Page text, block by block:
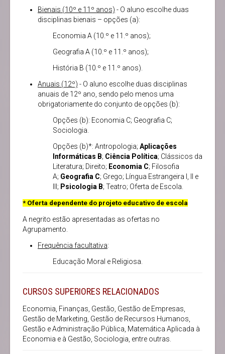
Bienais (10º e 11º anos) - O aluno escolhe duas
disciplinas bienais – opções (a):
Economia A (10.º e 11.º anos);
Geografia A (10.º e 11.º anos);
História B (10.º e 11.º anos).
Anuais (12º) - O aluno escolhe duas disciplinas
anuais de 12º ano, sendo pelo menos uma
obrigatoriamente do conjunto de opções (b):
Opções (b): Economia C; Geografia C;
Sociologia.
Opções (b)*: Antropologia; Aplicações
Informáticas B; Ciência Política; Clássicos da
Literatura; Direito; Economia C; Filosofia
A; Geografia C; Grego; Língua Estrangeira I, II e
III; Psicologia B; Teatro; Oferta de Escola.
* Oferta dependente do projeto educativo de escola
A negrito estão apresentadas as ofertas no
Agrupamento.
Frequência facultativa:
Educação Moral e Religiosa.
CURSOS SUPERIORES RELACIONADOS
Economia, Finanças, Gestão, Gestão de Empresas,
Gestão de Marketing, Gestão de Recursos Humanos,
Gestão e Administração Pública, Matemática Aplicada à
Economia e à Gestão, Sociologia, entre outras.